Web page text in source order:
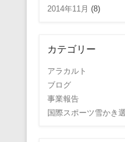
2014年11月 (8)
カテゴリー
アラカルト
ブログ
事業報告
国際スポーツ雪かき